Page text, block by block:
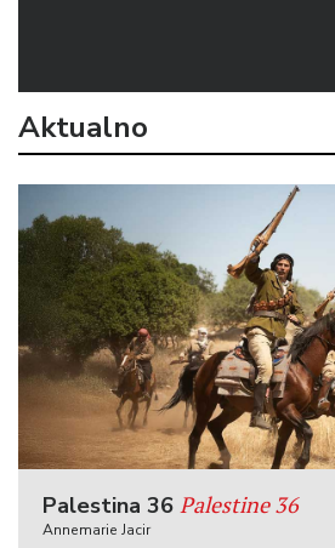
Aktualno
Palestina 36 Palestine 36
Annemarie Jacir